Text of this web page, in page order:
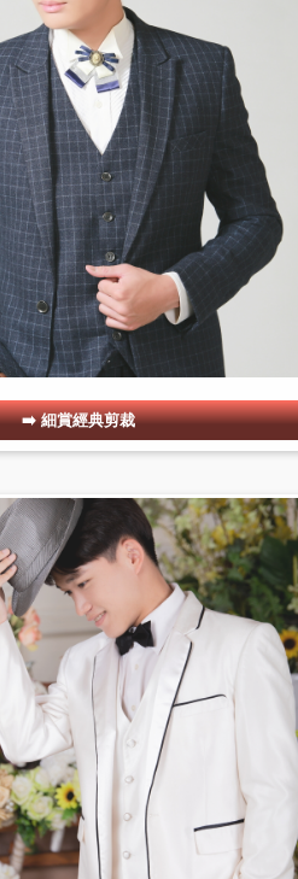
細賞經典剪裁